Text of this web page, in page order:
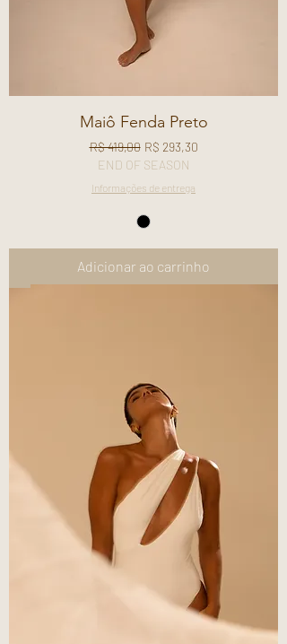
Maiô Fenda Preto
Preço normal
R$ 419,00 Preço promocional
R$ 293,30
END OF SEASON
Informações de entrega
Adicionar ao carrinho